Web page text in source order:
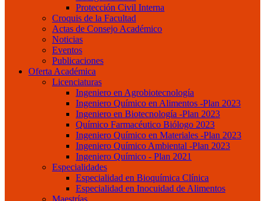
Protección Civil Interna
Croquis de la Facultad
Actas de Consejo Académico
Noticias
Eventos
Publicaciones
Oferta Académica
Licenciaturas
Ingeniero en Agrobiotecnología
Ingeniero Químico en Alimentos -Plan 2023
Ingeniero en Biotecnología -Plan 2023
Químico Farmacéutico Biólogo 2023
Ingeniero Químico en Materiales -Plan 2023
Ingeniero Químico Ambiental -Plan 2023
Ingeniero Químico - Plan 2021
Especialidades
Especialidad en Bioquímica Clínica
Especialidad en Inocuidad de Alimentos
Maestrías